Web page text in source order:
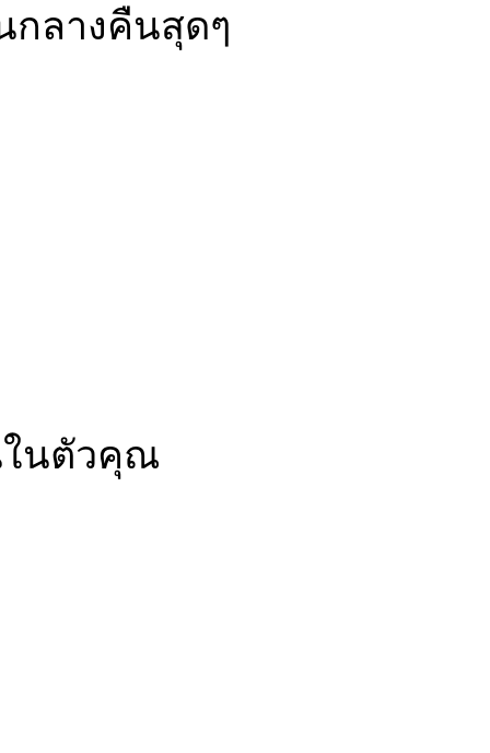
กลางคืนสุดๆ
ในตัวคุณ